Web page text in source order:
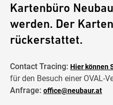
Kartenbüro
werden. Der
rückerstattet.
Contact Tracing: Hier können
für den Besuch einer OVAL-
Anfrage: office@neubaur.at